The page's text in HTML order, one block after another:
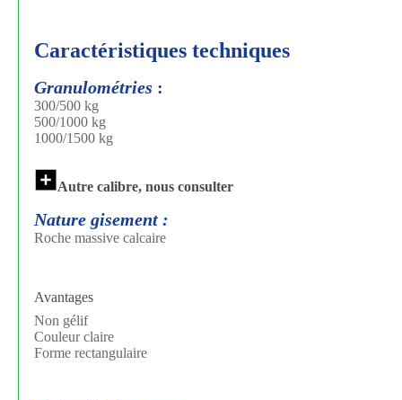
Caractéristiques techniques
Granulométries :
300/500 kg
500/1000 kg
1000/1500 kg
Autre calibre, nous consulter
Nature gisement :
Roche massive calcaire
Avantages
Non gélif
Couleur claire
Forme rectangulaire